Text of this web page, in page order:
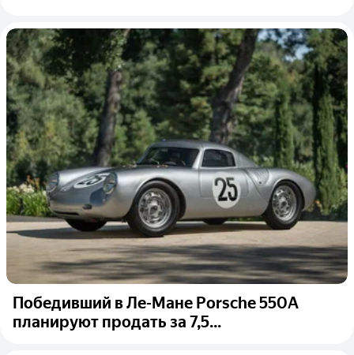
Победивший в Ле-Мане Porsche 550A
планируют продать за 7,5...